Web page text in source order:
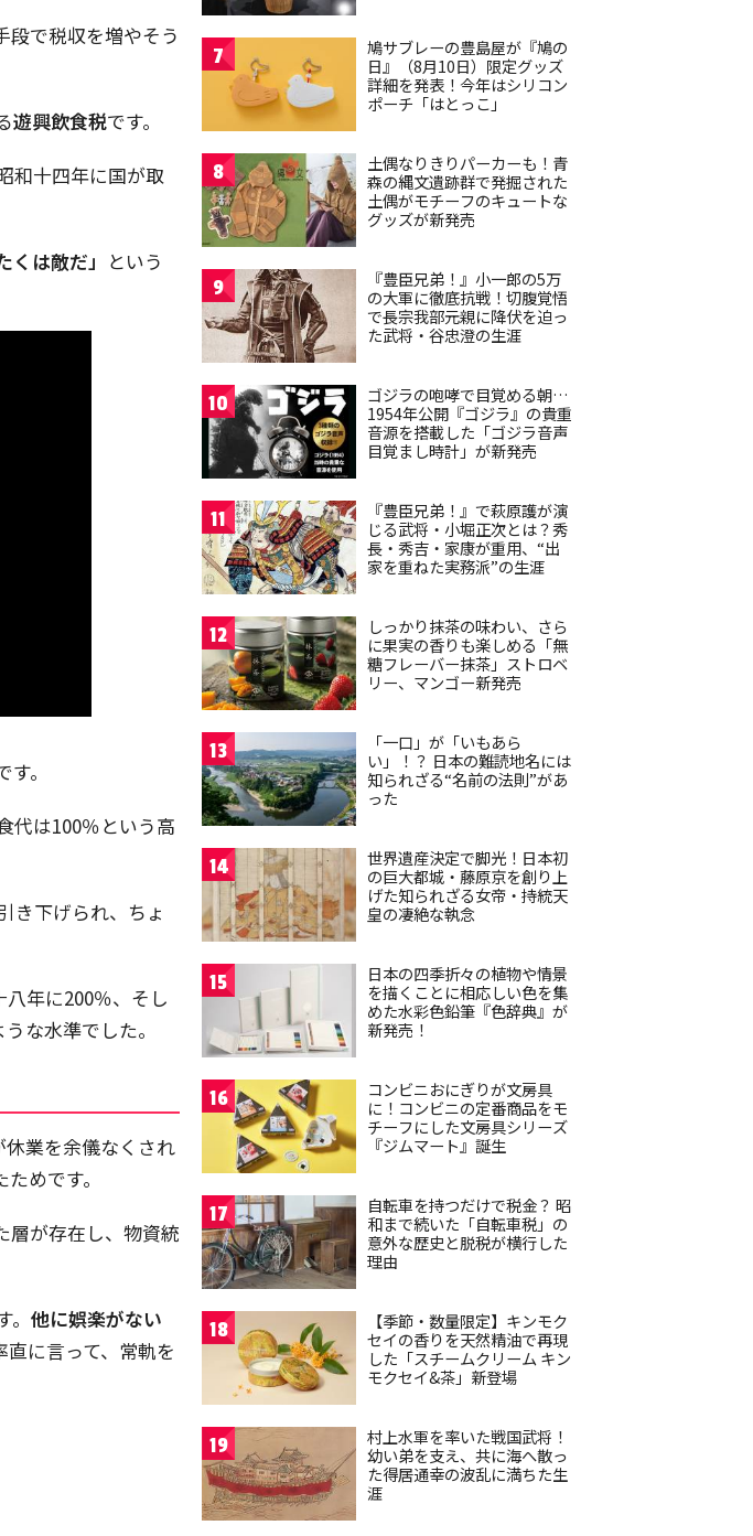
段で税収を増やそう
遊興飲食税です。
和十四年に国が取
くは敵だ」 という
。
代は100％という高
き下げられ、ちょ
年に200％、そし
な水準でした。
業を余儀なくされ
めです。
層が存在し、物資統
他に娯楽がない
に言って、常軌を
7
鳩サブレーの豊島屋が『鳩の
日』（8月10日）限定グッズ
詳細を発表！今年はシリコン
ポーチ「はとっこ」
8
土偶なりきりパーカーも！青
森の縄文遺跡群で発掘された
土偶がモチーフのキュートな
グッズが新発売
9
『豊臣兄弟！』小一郎の5万
の大軍に徹底抗戦！切腹覚悟
で長宗我部元親に降伏を迫っ
た武将・谷忠澄の生涯
10
ゴジラの咆哮で目覚める朝…
1954年公開『ゴジラ』の貴重
音源を搭載した「ゴジラ音声
目覚まし時計」が新発売
11
『豊臣兄弟！』で萩原護が演
じる武将・小堀正次とは？秀
長・秀吉・家康が重用、“出
家を重ねた実務派”の生涯
12
しっかり抹茶の味わい、さら
に果実の香りも楽しめる「無
糖フレーバー抹茶」ストロベ
リー、マンゴー新発売
13
「一口」が「いもあら
い」！？ 日本の難読地名には
知られざる“名前の法則”があ
った
14
世界遺産決定で脚光！日本初
の巨大都城・藤原京を創り上
げた知られざる女帝・持統天
皇の凄絶な執念
15
日本の四季折々の植物や情景
を描くことに相応しい色を集
めた水彩色鉛筆『色辞典』が
新発売！
16
コンビニおにぎりが文房具
に！コンビニの定番商品をモ
チーフにした文房具シリーズ
『ジムマート』誕生
17
自転車を持つだけで税金？ 昭
和まで続いた「自転車税」の
意外な歴史と脱税が横行した
理由
18
【季節・数量限定】キンモク
セイの香りを天然精油で再現
した「スチームクリーム キン
モクセイ&茶」新登場
19
村上水軍を率いた戦国武将！
幼い弟を支え、共に海へ散っ
た得居通幸の波乱に満ちた生
涯